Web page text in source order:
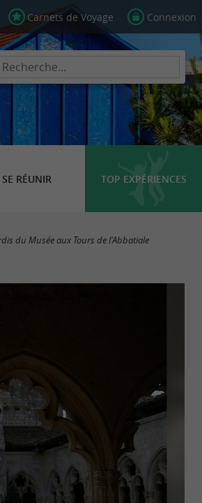
Carnets de Voyage Connexion
SE RÉUNIR TOP EXPÉRIENCES
du Musée aux Tours de l'Abbatiale